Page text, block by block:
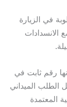
في الزيارة
الانسدادات
رقم ثابت في
الطلب الميداني
المعتمدة